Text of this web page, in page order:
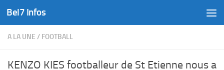
Skip to content
Bel7 Infos
A LA UNE / FOOTBALL
KENZO KIES footballeur de St Etienne nous a